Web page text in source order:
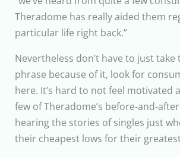
Theradome has really aided them
particular life right back.”
Nevertheless don’t have to just take
phrase because of it, look for
here. It’s hard to not feel motivated
few of Theradome’s before-and-
hearing the stories of singles just
their cheapest lows for their